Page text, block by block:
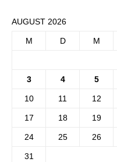
AUGUST 2026
M D M
3 4 5
10 11 12
17 18 19
24 25 26
31